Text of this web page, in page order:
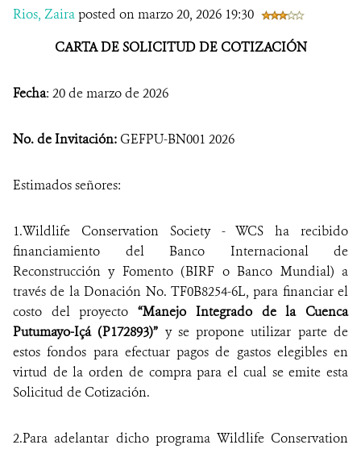
Rios, Zaira posted on marzo 20, 2026 19:30
CARTA DE SOLICITUD DE COTIZACIÓN
Fecha: 20 de marzo de 2026
No. de Invitación: GEFPU-BN001 2026
Estimados señores:
1.Wildlife Conservation Society - WCS ha recibido
financiamiento del Banco Internacional de
Reconstrucción y Fomento (BIRF o Banco Mundial) a
través de la Donación No. TF0B8254-6L, para financiar el
costo del proyecto“Manejo Integrado de la Cuenca
Putumayo-Içá (P172893)” y se propone utilizar parte de
estos fondos para efectuar pagos de gastos elegibles en
virtud de la orden de compra para el cual se emite esta
Solicitud de Cotización.
2.Para adelantar dicho programa Wildlife Conservation